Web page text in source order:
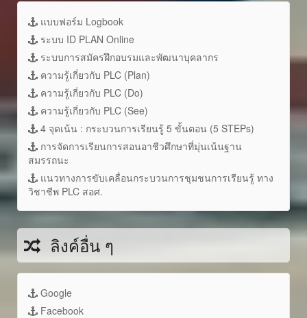
แบบฟอร์ม Logbook
ระบบ ID PLAN Online
ระบบการสมัครฝึกอบรมและพัฒนาบุคลากร
ความรู้เกี่ยวกับ PLC (Plan)
ความรู้เกี่ยวกับ PLC (Do)
ความรู้เกี่ยวกับ PLC (See)
4 จุดเน้น : กระบวนการเรียนรู้ 5 ขั้นตอน (5 STEPs)
การจัดการเรียนการสอนอาชีวศึกษาที่มุ่นเน้นฐาน
สมรรถนะ
แนวทางการขับเคลื่อนกระบวนการชุมชนการเรียนรู้ ทาง
วิชาชีพ PLC สอศ.
ลิงค์อื่น ๆ
Google
Facebook